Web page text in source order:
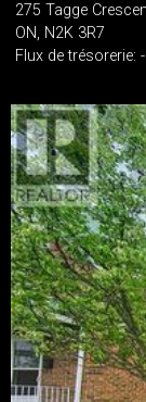
275 Tagge
ON, N2K 3R7
Flux de trésorerie: